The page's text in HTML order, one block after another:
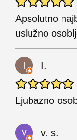
Apsolutno
uslužno
I.
Ljubazno
v. s.